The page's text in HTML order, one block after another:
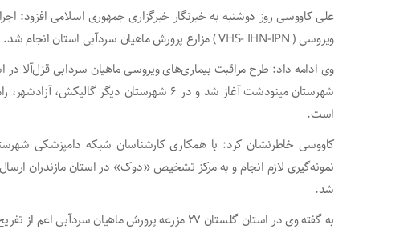
علی کاووسی روز دوشنبه به خبرنگار خبرگزاری جمهوری اسلامی افزود:
ویروسی ( VHS- IHN-IPN ) مزارع پرورش ماهیان سردآبی استان انجام شد.
شهرستان مینودشت آغاز شد و در ۶ شهرستان دیگر
است.
کاووسی خاطرنشان کرد: با همکاری کارشناسان شبکه‌ دامپزشکی
نمونه‌گیری لازم انجام و به مرکز تشخیص «دوک» در استان مازندران
شد.
به گفته وی در استان گلستان ۲۷ مزرعه پرورش ماهیان سردآبی اعم از تفریح و پرورش، تکثیر و پرورش و پرورش وجود دارد.